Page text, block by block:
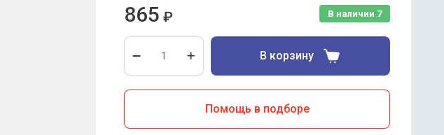
В наличии 7
865 ₽
В корзину
Помощь в подборе